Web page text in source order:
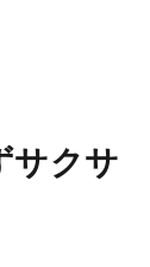
サクサ